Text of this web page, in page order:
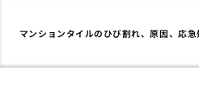
マンションタイルのひび割れ、原因、応